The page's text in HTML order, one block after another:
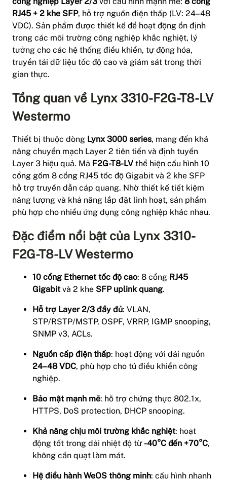
RJ45 + 2 khe SFP, hỗ trợ nguồn điện thấp (LV: 24–48
VDC). Sản phẩm được thiết kế để hoạt động ổn định
trong các môi trường công nghiệp khắc nghiệt, lý
tưởng cho các hệ thống điều khiển, tự động hóa,
truyền tải dữ liệu tốc độ cao và giám sát trong thời
gian thực.
Tổng quan về Lynx 3310-F2G-T8-LV
Westermo
Thiết bị thuộc dòng Lynx 3000 series, mang đến khả
năng chuyển mạch Layer 2 tiên tiến và định tuyến
Layer 3 hiệu quả. Mã F2G-T8-LV thể hiện cấu hình 10
cổng gồm 8 cổng RJ45 tốc độ Gigabit và 2 khe SFP
hỗ trợ truyền dẫn cáp quang. Nhờ thiết kế tiết kiệm
năng lượng và khả năng lắp đặt linh hoạt, sản phẩm
phù hợp cho nhiều ứng dụng công nghiệp khác nhau.
Đặc điểm nổi bật của Lynx 3310-
F2G-T8-LV Westermo
10 cổng Ethernet tốc độ cao: 8 cổng RJ45
Gigabitvà 2 khe SFP uplink quang.
Hỗ trợ Layer 2/3 đầy đủ: VLAN,
STP/RSTP/MSTP, OSPF, VRRP, IGMP snooping,
SNMP v3, ACLs.
Nguồn cấp điện thấp: hoạt động với dải nguồn
24–48 VDC, phù hợp cho tủ điều khiển công
nghiệp.
Bảo mật mạnh mẽ: hỗ trợ chứng thực 802.1x,
HTTPS, DoS protection, DHCP snooping.
Khả năng chịu môi trường khắc nghiệt: hoạt
động tốt trong dải nhiệt độ từ -40°C đến +70°C,
không cần quạt làm mát.
Hệ điều hành WeOS thông minh: cấu hình nhanh